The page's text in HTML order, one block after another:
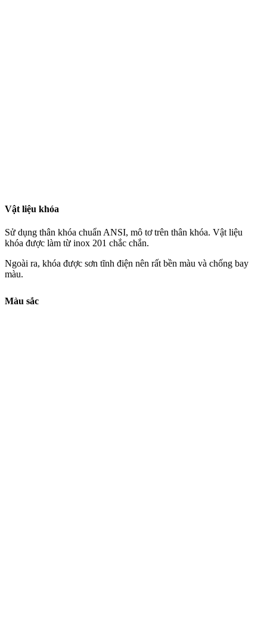
Vật liệu khóa
Sử dụng thân khóa chuẩn ANSI, mô tơ trên thân khóa. Vật liệu
khóa được làm từ inox 201 chắc chắn.
Ngoài ra, khóa được sơn tĩnh điện nên rất bền màu và chống bay
màu.
Màu sắc